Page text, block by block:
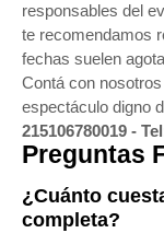
responsables del
te recomendamos
fechas suelen
Contá con
espectáculo digno
215106780019 -
Preguntas
¿Cuánto
completa?